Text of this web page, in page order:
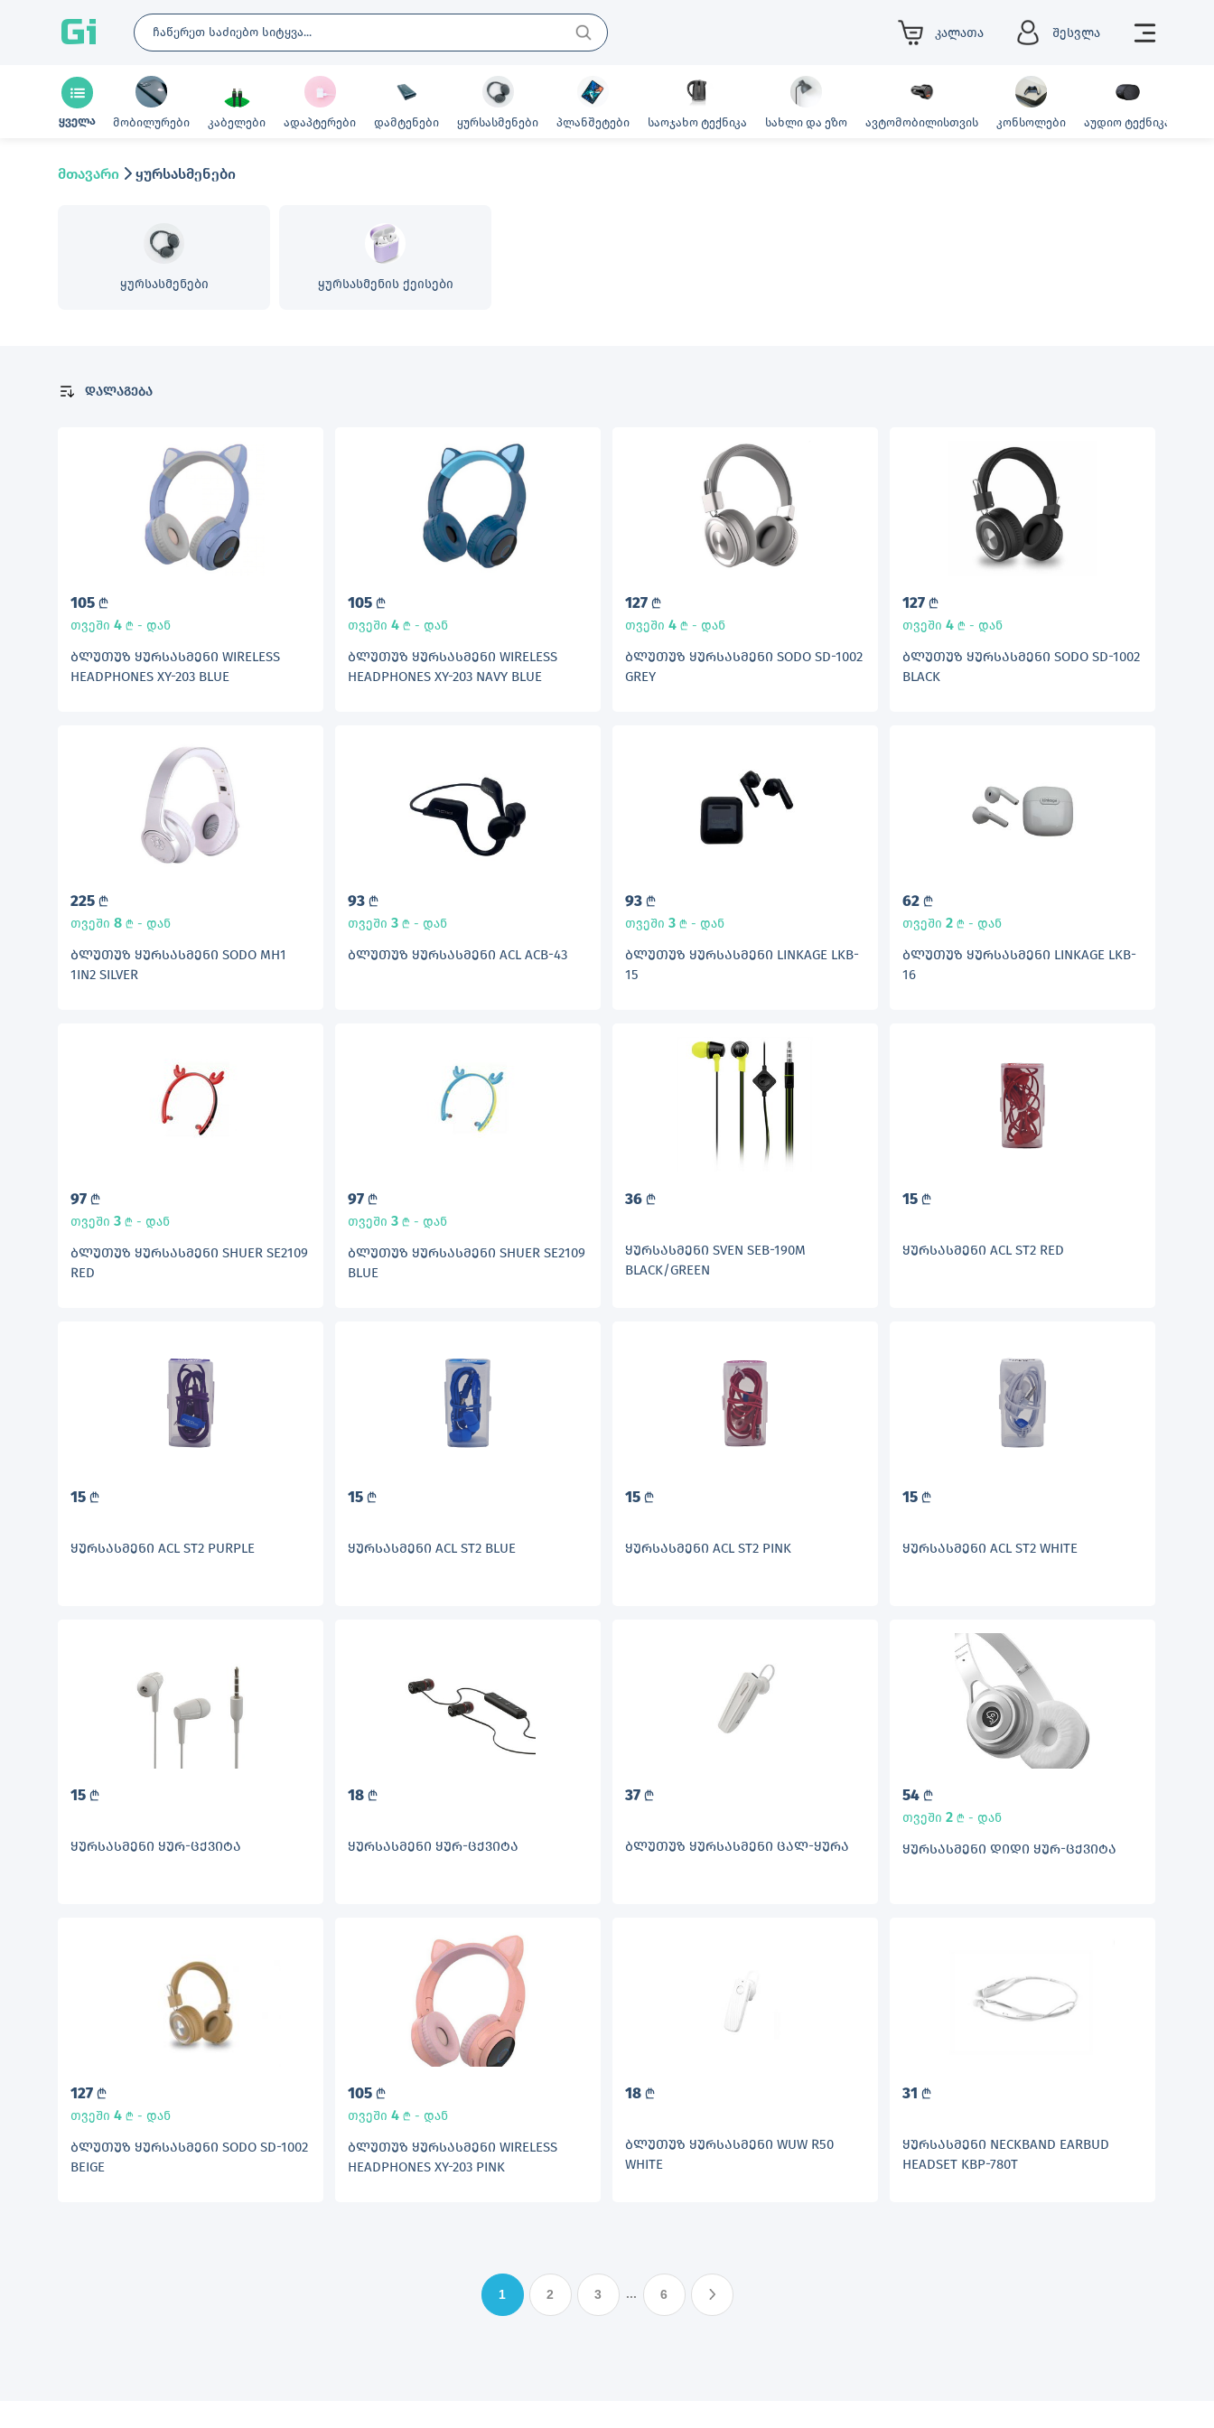
Gi კალათა შესვლა
ყველა მობილურები კაბელები ადაპტერები დამტენები ყურსასმენები პლანშეტები საოჯახო ტექნიკა სახლი და ეზო ავტომობილისთვის კონსოლები აუდიო ტექნიკა
მთავარი ყურსასმენები
ყურსასმენები ყურსასმენის ქეისები
დალაგება
105 L
თვეში 4 L - დან
ᲑᲚᲣᲗᲣᲖ ᲧᲣᲠᲡᲐᲡᲛᲔᲜᲘ WIRELESS
HEADPHONES XY-203 BLUE
105 L
თვეში 4 L - დან
ᲑᲚᲣᲗᲣᲖ ᲧᲣᲠᲡᲐᲡᲛᲔᲜᲘ WIRELESS
HEADPHONES XY-203 NAVY BLUE
127 L
თვეში 4 L - დან
ᲑᲚᲣᲗᲣᲖ ᲧᲣᲠᲡᲐᲡᲛᲔᲜᲘ SODO SD-1002
GREY
127 L
თვეში 4 L - დან
ᲑᲚᲣᲗᲣᲖ ᲧᲣᲠᲡᲐᲡᲛᲔᲜᲘ SODO SD-1002
BLACK
225 L
თვეში 8 L - დან
ᲑᲚᲣᲗᲣᲖ ᲧᲣᲠᲡᲐᲡᲛᲔᲜᲘ SODO MH1
1IN2 SILVER
93 L
თვეში 3 L - დან
ᲑᲚᲣᲗᲣᲖ ᲧᲣᲠᲡᲐᲡᲛᲔᲜᲘ ACL ACB-43
93 L
თვეში 3 L - დან
ᲑᲚᲣᲗᲣᲖ ᲧᲣᲠᲡᲐᲡᲛᲔᲜᲘ LINKAGE LKB-
15
62 L
თვეში 2 L - დან
ᲑᲚᲣᲗᲣᲖ ᲧᲣᲠᲡᲐᲡᲛᲔᲜᲘ LINKAGE LKB-
16
97 L
თვეში 3 L - დან
ᲑᲚᲣᲗᲣᲖ ᲧᲣᲠᲡᲐᲡᲛᲔᲜᲘ SHUER SE2109
RED
97 L
თვეში 3 L - დან
ᲑᲚᲣᲗᲣᲖ ᲧᲣᲠᲡᲐᲡᲛᲔᲜᲘ SHUER SE2109
BLUE
36 L
ᲧᲣᲠᲡᲐᲡᲛᲔᲜᲘ SVEN SEB-190M
BLACK/GREEN
15 L
ᲧᲣᲠᲡᲐᲡᲛᲔᲜᲘ ACL ST2 RED
15 L
ᲧᲣᲠᲡᲐᲡᲛᲔᲜᲘ ACL ST2 PURPLE
15 L
ᲧᲣᲠᲡᲐᲡᲛᲔᲜᲘ ACL ST2 BLUE
15 L
ᲧᲣᲠᲡᲐᲡᲛᲔᲜᲘ ACL ST2 PINK
15 L
ᲧᲣᲠᲡᲐᲡᲛᲔᲜᲘ ACL ST2 WHITE
15 L
ᲧᲣᲠᲡᲐᲡᲛᲔᲜᲘ ᲧᲣᲠ-ᲪᲥᲕᲘᲢᲐ
18 L
ᲧᲣᲠᲡᲐᲡᲛᲔᲜᲘ ᲧᲣᲠ-ᲪᲥᲕᲘᲢᲐ
37 L
ᲑᲚᲣᲗᲣᲖ ᲧᲣᲠᲡᲐᲡᲛᲔᲜᲘ ᲪᲐᲚ-ᲧᲣᲠᲐ
54 L
თვეში 2 L - დან
ᲧᲣᲠᲡᲐᲡᲛᲔᲜᲘ ᲓᲘᲓᲘ ᲧᲣᲠ-ᲪᲥᲕᲘᲢᲐ
127 L
თვეში 4 L - დან
ᲑᲚᲣᲗᲣᲖ ᲧᲣᲠᲡᲐᲡᲛᲔᲜᲘ SODO SD-1002
BEIGE
105 L
თვეში 4 L - დან
ᲑᲚᲣᲗᲣᲖ ᲧᲣᲠᲡᲐᲡᲛᲔᲜᲘ WIRELESS
HEADPHONES XY-203 PINK
18 L
ᲑᲚᲣᲗᲣᲖ ᲧᲣᲠᲡᲐᲡᲛᲔᲜᲘ WUW R50
WHITE
31 L
ᲧᲣᲠᲡᲐᲡᲛᲔᲜᲘ NECKBAND EARBUD
HEADSET KBP-780T
1 2 3 ... 6